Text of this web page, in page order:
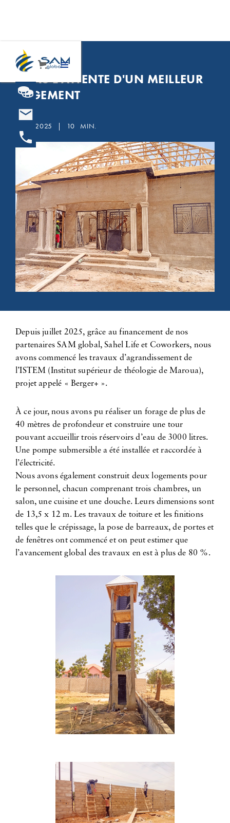
CAMEROUN
DANS L'ATTENTE D'UN MEILLEUR
LOGEMENT
19.12.2025 | 10 MIN.
Depuis juillet 2025, grâce au financement de nos
partenaires SAM global, Sahel Life et Coworkers, nous
avons commencé les travaux d’agrandissement de
l’ISTEM (Institut supérieur de théologie de Maroua),
projet appelé « Berger+ ».
À ce jour, nous avons pu réaliser un forage de plus de
40 mètres de profondeur et construire une tour
pouvant accueillir trois réservoirs d’eau de 3000 litres.
Une pompe submersible a été installée et raccordée à
l’électricité.
Nous avons également construit deux logements pour
le personnel, chacun comprenant trois chambres, un
salon, une cuisine et une douche. Leurs dimensions sont
de 13,5 x 12 m. Les travaux de toiture et les finitions
telles que le crépissage, la pose de barreaux, de portes et
de fenêtres ont commencé et on peut estimer que
l’avancement global des travaux en est à plus de 80 %.